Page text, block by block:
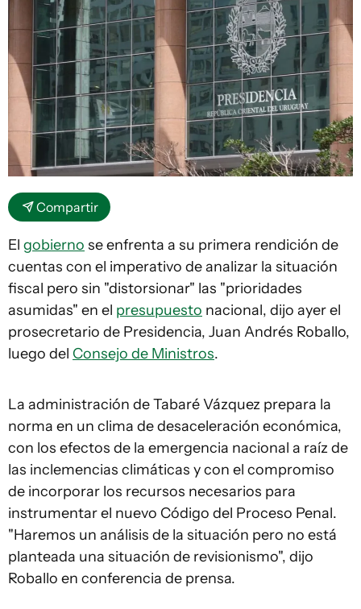
Compartir
El gobierno se enfrenta a su primera rendición de
cuentas con el imperativo de analizar la situación
fiscal pero sin "distorsionar" las "prioridades
asumidas" en el presupuesto nacional, dijo ayer el
prosecretario de Presidencia, Juan Andrés Roballo,
luego del Consejo de Ministros.
La administración de Tabaré Vázquez prepara la
norma en un clima de desaceleración económica,
con los efectos de la emergencia nacional a raíz de
las inclemencias climáticas y con el compromiso
de incorporar los recursos necesarios para
instrumentar el nuevo Código del Proceso Penal.
"Haremos un análisis de la situación pero no está
planteada una situación de revisionismo", dijo
Roballo en conferencia de prensa.